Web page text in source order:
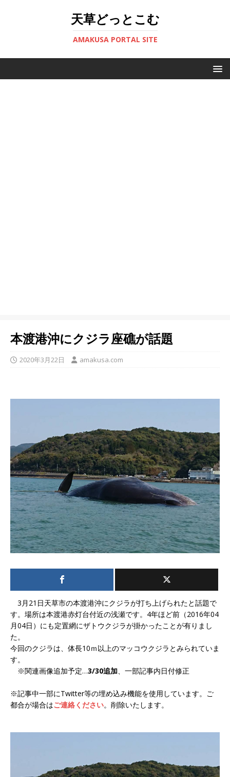
天草どっとこむ
AMAKUSA PORTAL SITE
本渡港沖にクジラ座礁が話題
2020年3月22日 amakusa.com
3月21日天草市の本渡港沖にクジラが打ち上げられたと話題で
す。場所は本渡港赤灯台付近の浅瀬です。4年ほど前（2016年04
月04日）にも定置網にザトウクジラが掛かったことが有りまし
た。
今回のクジラは、体長10ｍ以上のマッコウクジラとみられていま
す。
※関連画像追加予定…3/30追加、一部記事内日付修正
※記事中一部にTwitter等の埋め込み機能を使用しています。ご
都合が場合はご連絡ください。削除いたします。